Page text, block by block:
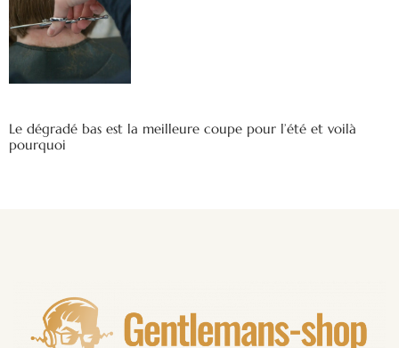
Le dégradé bas est la meilleure coupe pour l’été et voilà
pourquoi